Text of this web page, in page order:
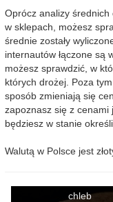
Oprócz analizy
w sklepach, możesz
średnie zostały
internautów łączone są
możesz sprawdzić, w
których drożej. Poza
sposób zmieniają się
zapoznasz się z
będziesz w stanie
Walutą w Polsce jest
chleb